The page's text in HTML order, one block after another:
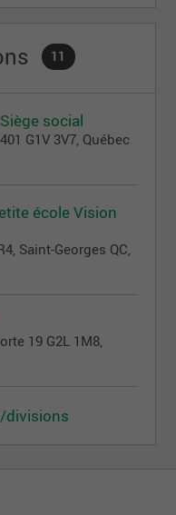
offrant le profil
0 à 5 ans)
de la Famille.
d’être membres
(FEEP).
11
social
G1V 3V7, Québec
école Vision
Saint-Georges QC,
19 G2L 1M8,
divisions